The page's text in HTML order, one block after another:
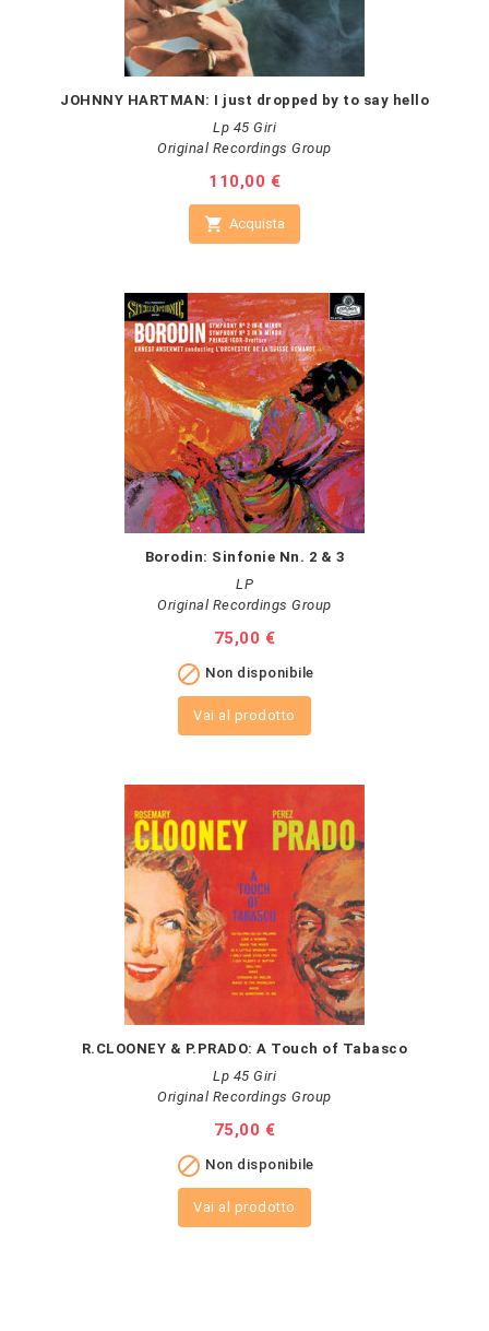
JOHNNY HARTMAN: I just dropped by to say hello
Lp 45 Giri
Original Recordings Group
Prezzo
110,00 €
 Acquista
Borodin: Sinfonie Nn. 2 & 3
LP
Original Recordings Group
Prezzo
75,00 €
 Non disponibile
Vai al prodotto
R.CLOONEY & P.PRADO: A Touch of Tabasco
Lp 45 Giri
Original Recordings Group
Prezzo
75,00 €
 Non disponibile
Vai al prodotto